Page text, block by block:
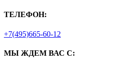
ТЕЛЕФОН:
+7(495)665-60-12
МЫ ЖДЕМ ВАС С: